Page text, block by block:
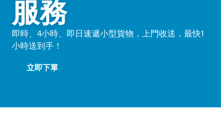
服務
即時、4小時、即日速遞小型貨物，上門收送，最快1
小時送到手！
立即下單